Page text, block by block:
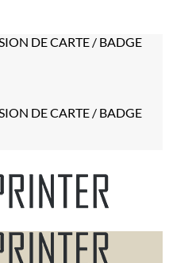
DE CARTE / BADGE
DE CARTE / BADGE